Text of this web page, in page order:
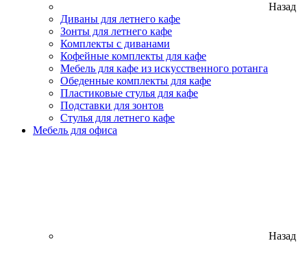
Назад
Диваны для летнего кафе
Зонты для летнего кафе
Комплекты с диванами
Кофейные комплекты для кафе
Мебель для кафе из искусственного ротанга
Обеденные комплекты для кафе
Пластиковые стулья для кафе
Подставки для зонтов
Стулья для летнего кафе
Мебель для офиса
Назад